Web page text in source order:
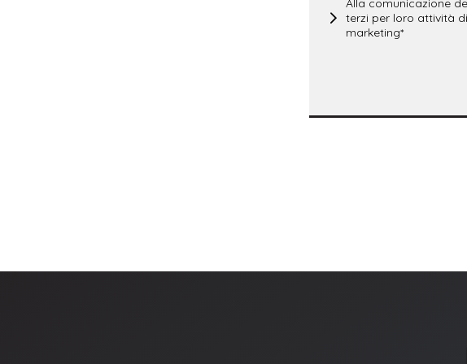
Alla comunicazione
terzi per loro attività di
marketing*